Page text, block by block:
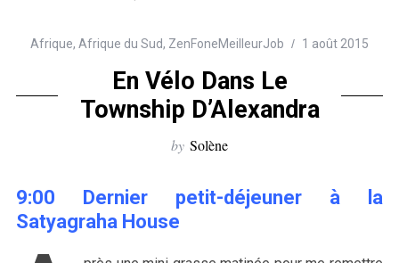
Afrique, Afrique du Sud, ZenFoneMeilleurJob 1 août 2015
En Vélo Dans Le
Township D’Alexandra
by Solène
9:00 Dernier petit-déjeuner à la
Satyagraha House